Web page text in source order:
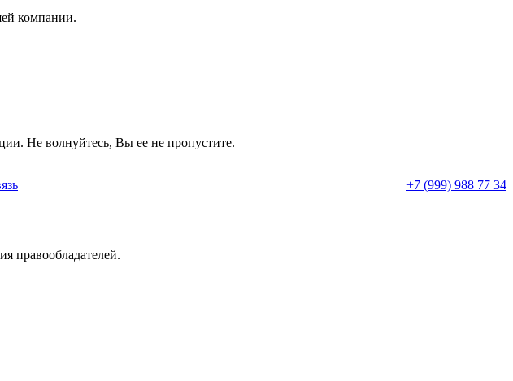
компании.
Не волнуйтесь, Вы ее не пропустите.
+7 (999) 988 77 34
правообладателей.